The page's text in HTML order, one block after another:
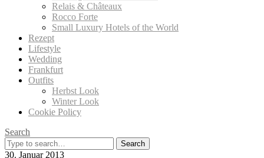
Relais & Châteaux
Rocco Forte
Small Luxury Hotels of the World
Rezept
Lifestyle
Wedding
Frankfurt
Outfits
Herbst Look
Winter Look
Cookie Policy
Search
Search
for:
30. Januar 2013